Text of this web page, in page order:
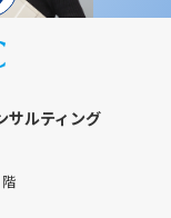
サルティング